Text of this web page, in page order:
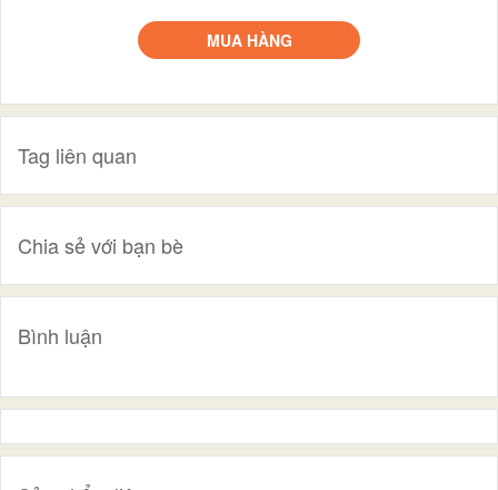
MUA HÀNG
Tag liên quan
Chia sẻ với bạn bè
Bình luận